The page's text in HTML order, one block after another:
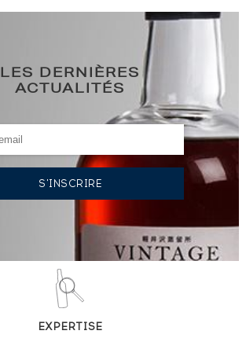
LES DERNIÈRES
ACTUALITÉS
EXPERTISE